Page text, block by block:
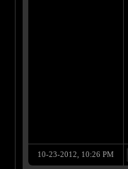
10-23-2012, 10:26 PM